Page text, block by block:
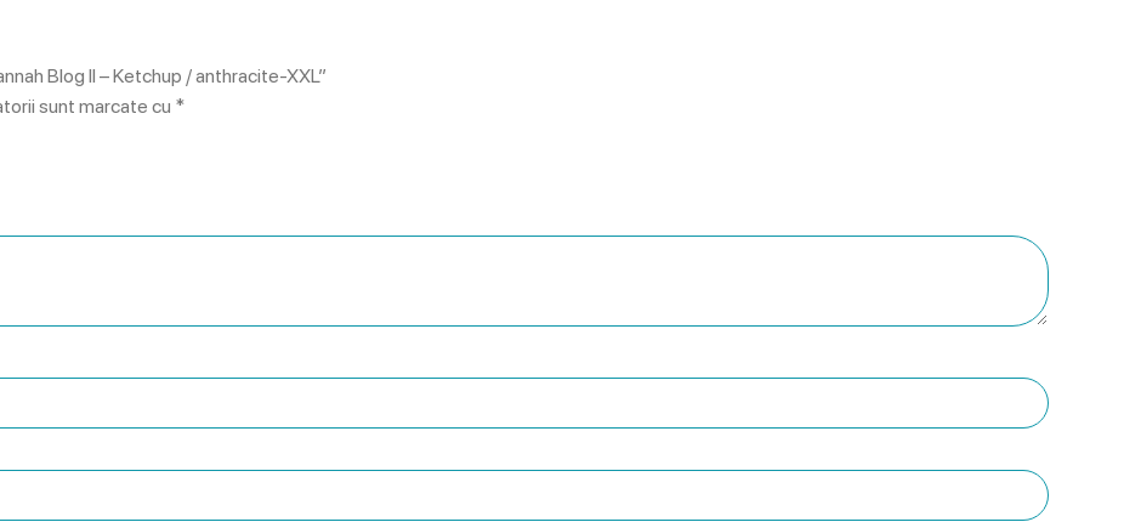
Blog II – Ketchup / anthracite-XXL”
sunt marcate cu *